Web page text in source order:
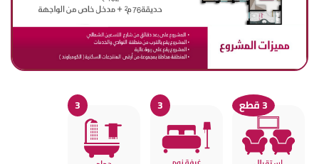
3 قطع 3
3